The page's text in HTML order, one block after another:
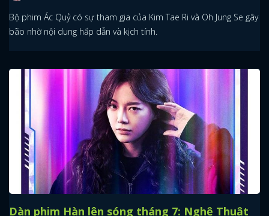
Bộ phim Ác Quỷ có sự tham gia của Kim Tae Ri và Oh Jung Se gây
bão nhờ nội dung hấp dẫn và kịch tính.
Dàn phim Hàn lên sóng tháng 7: Nghệ Thuật